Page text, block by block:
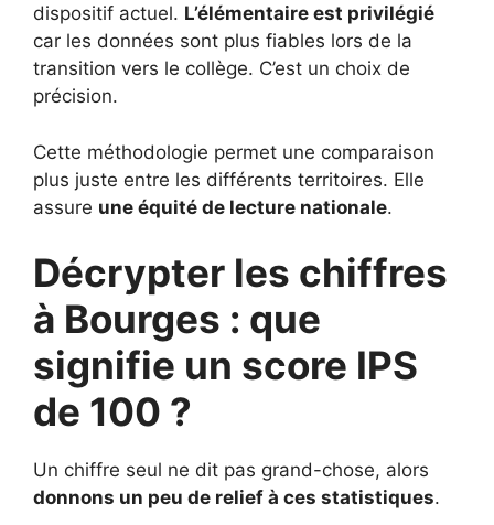
dispositif actuel. L’élémentaire est privilégié
car les données sont plus fiables lors de la
transition vers le collège. C’est un choix de
précision.
Cette méthodologie permet une comparaison
plus juste entre les différents territoires. Elle
assure une équité de lecture nationale.
Décrypter les chiffres
à Bourges : que
signifie un score IPS
de 100 ?
Un chiffre seul ne dit pas grand-chose, alors
donnons un peu de relief à ces statistiques.